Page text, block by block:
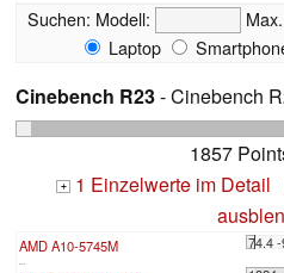
Suchen: Modell:
Laptop
Cinebench R23- Cinebench
1857
+ 1 Einzelwerte im Detail
AMD A10-5745M 74.4
...